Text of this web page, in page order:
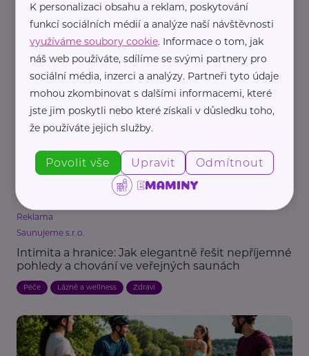
Reklama
Nejsport.cz
Jak si udržet zdravá záda, když se celý den
nezastavíte
Cvičení, sport Zdraví Žena
Reklama
Saunujeme s.r.o.
Intimita a hranice: Jak elegantně řešit nepříjemné
pohledy a chování ve veřejných saunách
Péče Lázně a wellness Zdraví
K personalizaci obsahu a reklam, poskytování
funkcí sociálních médií a analýze naší návštěvnosti
využíváme soubory cookie. Informace o tom, jak
náš web používáte, sdílíme se svými partnery pro
sociální média, inzerci a analýzy. Partneři tyto údaje
mohou zkombinovat s dalšími informacemi, které
jste jim poskytli nebo které získali v důsledku toho,
že používáte jejich služby.
Povolit vše Upravit Odmítnout